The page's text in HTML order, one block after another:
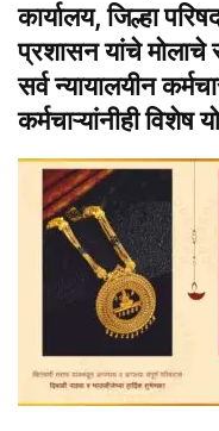
कार्यालय, जिल्हा
प्रशासन यांचे मोलाचे
सर्व न्यायालयीन
कर्मचाऱ्यांनीही विशेष